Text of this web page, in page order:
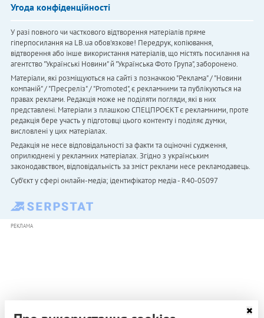
Угода конфіденційності
У разі повного чи часткового відтворення матеріалів пряме
гіперпосилання на LB.ua обов'язкове! Передрук, копіювання,
відтворення або інше використання матеріалів, що містять посилання на
агентство "Українськi Новини" й "Українська Фото Група", заборонено.
Матеріали, які розміщуються на сайті з позначкою "Реклама" / "Новини
компаній" / "Пресреліз" / "Promoted", є рекламними та публікуються на
правах реклами. Редакція може не поділяти погляди, які в них
представлені. Матеріали з плашкою СПЕЦПРОЄКТ є рекламними, проте
редакція бере участь у підготовці цього контенту і поділяє думки,
висловлені у цих матеріалах.
Редакція не несе відповідальності за факти та оціночні судження,
оприлюднені у рекламних матеріалах. Згідно з українським
законодавством, відповідальність за зміст реклами несе рекламодавець.
Cуб'єкт у сфері онлайн-медіа; ідентифікатор медіа - R40-05097
РЕКЛАМА